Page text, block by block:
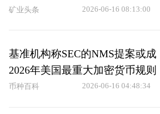
矿业头条 2026-06-16 08:13:00
基准机构称SEC的NMS提案或成
2026年美国最重大加密货币规则
币种百科 2026-06-16 04:48:34